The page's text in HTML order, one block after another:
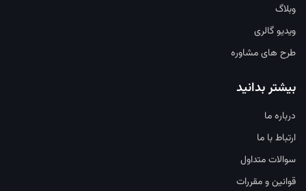
وبلاگ
ویدیو گالری
طرح های مشاوره
بیشتر بدانید
درباره ما
ارتباط با ما
سوالات متداول
قوانین و مقررات